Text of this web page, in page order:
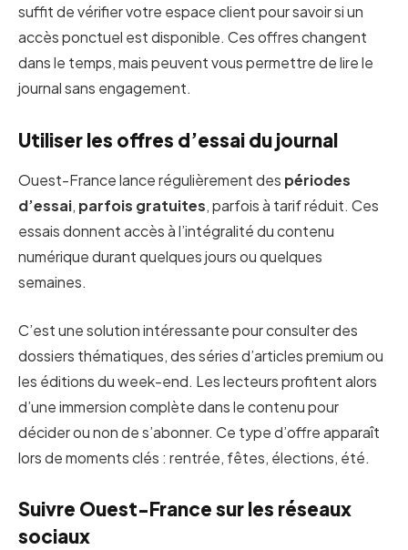
suffit de vérifier votre espace client pour savoir si un
accès ponctuel est disponible. Ces offres changent
dans le temps, mais peuvent vous permettre de lire le
journal sans engagement.
Utiliser les offres d’essai du journal
Ouest-France lance régulièrement des périodes
d’essai, parfois gratuites, parfois à tarif réduit. Ces
essais donnent accès à l’intégralité du contenu
numérique durant quelques jours ou quelques
semaines.
C’est une solution intéressante pour consulter des
dossiers thématiques, des séries d’articles premium ou
les éditions du week-end. Les lecteurs profitent alors
d’une immersion complète dans le contenu pour
décider ou non de s’abonner. Ce type d’offre apparaît
lors de moments clés : rentrée, fêtes, élections, été.
Suivre Ouest-France sur les réseaux
sociaux